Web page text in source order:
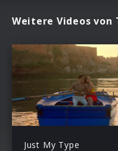
Weitere Videos von
Just My Type